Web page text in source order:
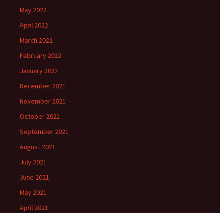
May 2022
April 2022
March 2022
February 2022
January 2022
December 2021
November 2021
October 2021
September 2021
August 2021
July 2021
June 2021
May 2021
April 2021